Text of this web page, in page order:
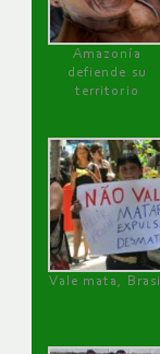
Amazonía
defiende su
territorio
Vale mata, Brasil